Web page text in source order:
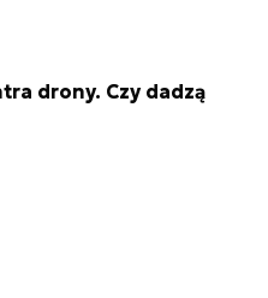
drony. Czy dadzą